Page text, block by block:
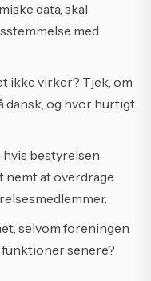
data, skal
med
ikke virker? Tjek, om
dansk, og hvor hurtigt
hvis bestyrelsen
nemt at overdrage
selvom foreningen
senere?